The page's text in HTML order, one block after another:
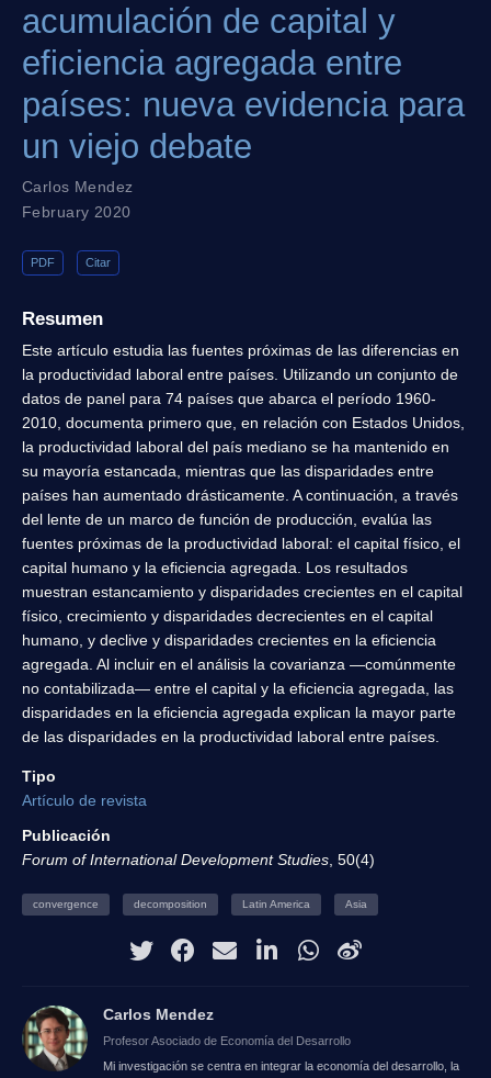
acumulación de capital y
eficiencia agregada entre
países: nueva evidencia para
un viejo debate
Carlos Mendez
February 2020
PDF Citar
Resumen
Este artículo estudia las fuentes próximas de las diferencias en
la productividad laboral entre países. Utilizando un conjunto de
datos de panel para 74 países que abarca el período 1960-
2010, documenta primero que, en relación con Estados Unidos,
la productividad laboral del país mediano se ha mantenido en
su mayoría estancada, mientras que las disparidades entre
países han aumentado drásticamente. A continuación, a través
del lente de un marco de función de producción, evalúa las
fuentes próximas de la productividad laboral: el capital físico, el
capital humano y la eficiencia agregada. Los resultados
muestran estancamiento y disparidades crecientes en el capital
físico, crecimiento y disparidades decrecientes en el capital
humano, y declive y disparidades crecientes en la eficiencia
agregada. Al incluir en el análisis la covarianza —comúnmente
no contabilizada— entre el capital y la eficiencia agregada, las
disparidades en la eficiencia agregada explican la mayor parte
de las disparidades en la productividad laboral entre países.
Tipo
Artículo de revista
Publicación
Forum of International Development Studies , 50(4)
convergence decomposition Latin America Asia
Carlos Mendez
Profesor Asociado de Economía del Desarrollo
Mi investigación se centra en integrar la economía del desarrollo, la